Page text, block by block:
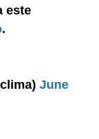
este
.
June